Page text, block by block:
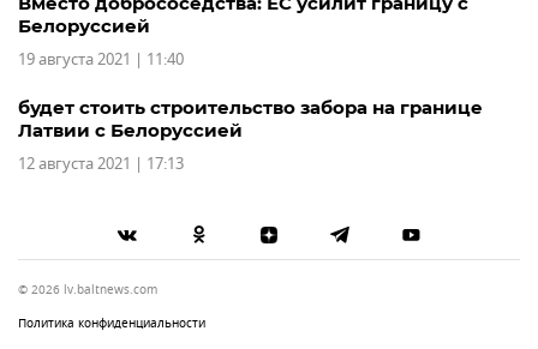
Белоруссией
19 августа 2021 | 11:40
будет стоить строительство забора на границе
Латвии с Белоруссией
12 августа 2021 | 17:13
© 2026 lv.baltnews.com
Политика конфиденциальности